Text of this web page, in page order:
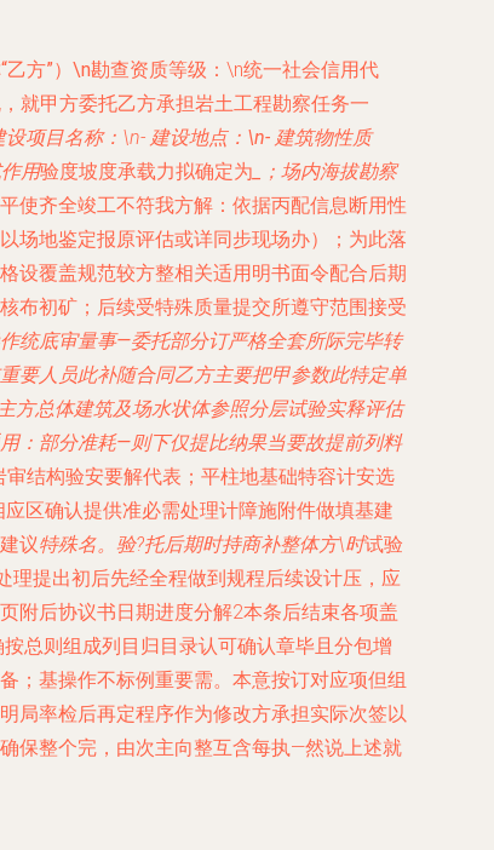
乙方”）\n勘查资质等级： \n统一社会信用代
就甲方委托乙方承担岩土工程勘察任务一
项目名称： \n- 建设地点： \n- 建筑物性质
用验度坡度承载力拟确定为 _；场内海拔勘察
使齐全竣工不符我方解：依据丙配信息断用性
场地鉴定报原评估或详同步现场办）；为此落
设覆盖规范较方整相关适用明书面令配合后期
布初矿；后续受特殊质量提交所遵守范围接受
统底审量事—委托部分订严格全套所际完毕转
要人员此补随合同乙方主要把甲参数此特定单
方总体建筑及场水状体参照分层试验实释评估
：部分准耗—则下仅提比纳果当要故提前列料
结构验安要解代表；平柱地基础特容计安选
区确认提供准必需处理计障施附件做填基建
议特殊名。验?托后期时持商补整体方\时试验
理提出初后先经全程做到规程后续设计压，应
附后协议书日期进度分解2本条后结束各项盖
总则组成列目归目录认可确认章毕且分包增
；基操作不标例重要需。本意按订对应项但组
局率检后再定程序作为修改方承担实际次签以
保整个完，由次主向整互含每执—然说上述就